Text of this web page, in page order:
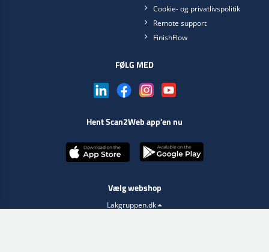
Cookie- og privatlivspolitik
Remote support
FinishFlow
FØLG MED
Hent Scan2Web app'en nu
Vælg webshop
Lakgruppen.dk